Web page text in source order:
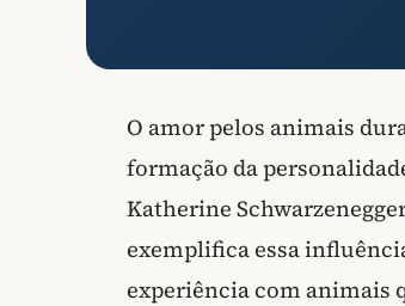
O amor pelos animais
formação da
Katherine
exemplifica essa
experiência com animais